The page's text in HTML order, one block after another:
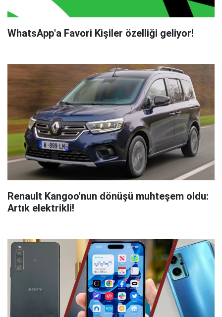
WhatsApp'a Favori Kişiler özelliği geliyor!
Renault Kangoo'nun dönüşü muhteşem oldu:
Artık elektrikli!